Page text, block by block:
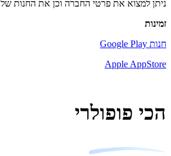
ניתן למצוא את פרטי החברה וכן את החנות של MobiSystems בכתובת:
זמינות
חנות Google Play
Apple AppStore
הכי פופולרי